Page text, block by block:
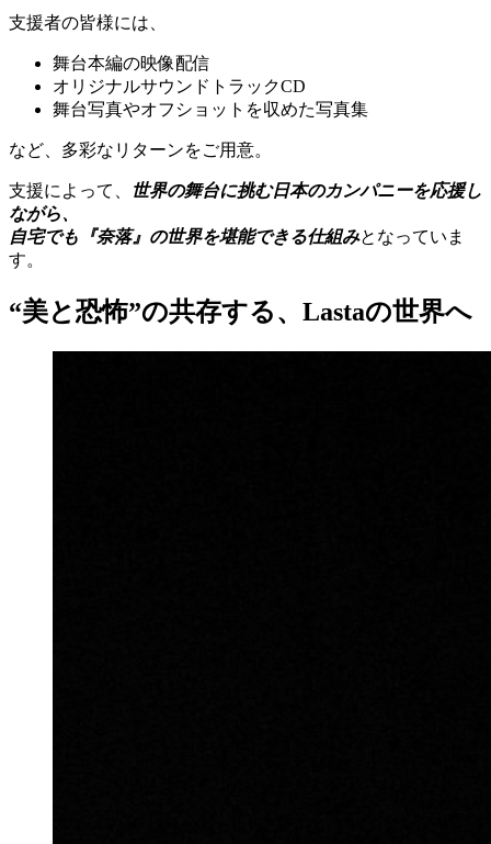
支援者の皆様には、
舞台本編の映像配信
オリジナルサウンドトラックCD
舞台写真やオフショットを収めた写真集
など、多彩なリターンをご用意。
支援によって、
世界の舞台に挑む日本のカンパニーを応援し
ながら、
自宅でも『奈落』の世界を堪能できる仕組みとなっていま
す。
“美と恐怖”の共存する、Lastaの世界へ